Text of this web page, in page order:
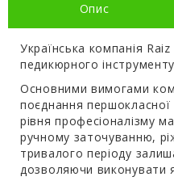
Опис
Українська компанія Raiz
педикюрного
Основними вимогами
поєднання першокласної
рівня професіоналізму
ручному заточуванню,
тривалого періоду
дозволяючи виконувати